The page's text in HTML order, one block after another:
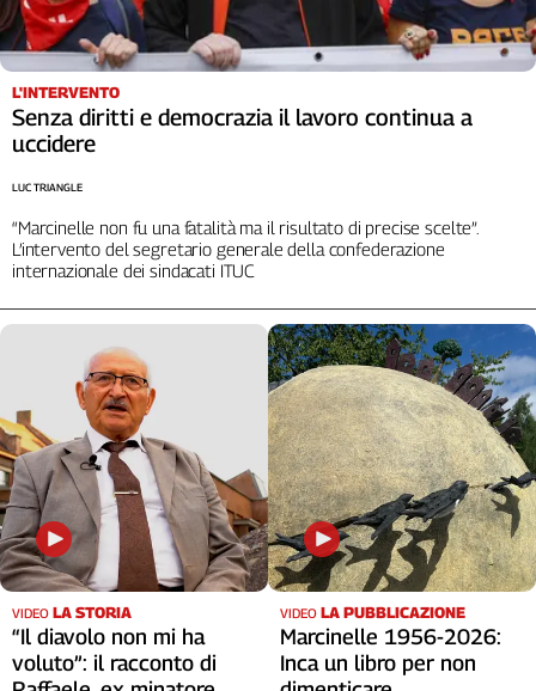
Liguria
Lombardia
Marche
Piemonte
Puglia
Sicilia
Toscana
Trentino
Archivio
Storico
1955-
2014
Cerca
Contatti
L'INTERVENTO
Senza diritti e democrazia il lavoro continua a
uccidere
“Marcinelle non fu una fatalità ma il risultato di precise scelte”.
L’intervento del segretario generale della confederazione
internazionale dei sindacati ITUC
LUC TRIANGLE
VIDEO LA STORIA
“Il diavolo non mi ha
voluto”: il racconto di
VIDEO LA PUBBLICAZIONE
Marcinelle 1956-2026:
Inca un libro per non